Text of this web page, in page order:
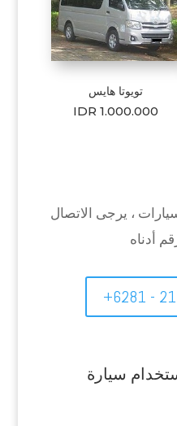
تويوتا هايس
IDR 1.000.000
، يرجى الاتصال
أدناه
+6281 -
سيارة